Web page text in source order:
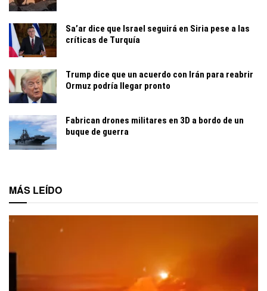
Sa’ar dice que Israel seguirá en Siria pese a las
críticas de Turquía
Trump dice que un acuerdo con Irán para reabrir
Ormuz podría llegar pronto
Fabrican drones militares en 3D a bordo de un
buque de guerra
MÁS LEÍDO